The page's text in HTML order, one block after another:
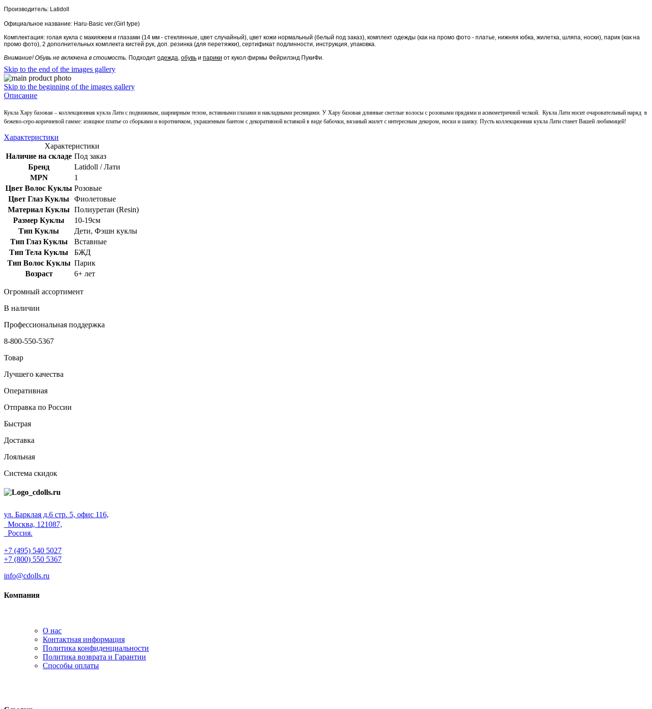
Производитель: Latidoll
Официальное название: Haru-Basic ver.(Girl type)
Комплектация: голая кукла с макияжем и глазами (14 мм - стеклянные, цвет случайный), цвет кожи нормальный (белый под заказ), комплект одежды (как на промо фото - платье, нижняя юбка, жилетка, шляпа, носки), парик (как на
промо фото), 2 дополнительных комплекта кистей рук, доп. резинка (для перетяжки), сертификат подлинности, инструкция, упаковка.
Внимание! Обувь не включена в стоимость. Подходит одежда, обувь и парики от кукол фирмы Фейрилэнд ПукиФи.
Skip to the end of the images gallery
Skip to the beginning of the images gallery
Описание
Кукла Хару базовая – коллекционная кукла Лати с подвижным, шарнирным телом, вставными глазами и накладными ресницами. У Хару базовая длинные светлые волосы с розовыми прядями и асимметричной челкой. Кукла Лати носит очаровательный наряд в
бежево-серо-коричневой гамме: изящное платье со сборками и воротничком, украшенным бантом с декоративной вставкой в виде бабочки, вязаный жилет с интересным декором, носки и шапку. Пусть коллекционная кукла Лати станет Вашей любимицей!
Характеристики
Характеристики
Наличие на складе Под заказ
Бренд
Latidoll / Лати
MPN
1
Цвет Волос Куклы Розовые
Цвет Глаз Куклы
Фиолетовые
Материал Куклы Полиуретан (Resin)
Размер Куклы
10-19см
Тип Куклы
Дети, Фэшн куклы
Тип Глаз Куклы
Вставные
Тип Тела Куклы
БЖД
Тип Волос Куклы Парик
Возраст
6+ лет
Огромный ассортимент
В наличии
Профессиональная поддержка
8-800-550-5367
Товар
Лучшего качества
Оперативная
Отправка по России
Быстрая
Доставка
Лояльная
Система скидок
ул. Барклая д.6 стр. 5, офис 116,
Москва, 121087,
Россия.
+7 (495) 540 5027
+7 (800) 550 5367
info@cdolls.ru
Компания
О нас
Контактная информация
Политика конфиденциальности
Политика возврата и Гарантии
Способы оплаты